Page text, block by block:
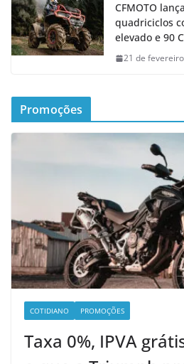
CFMOTO
quadriciclos
elevado e 90
21 de
Promoções
COTIDIANO PROMOÇÕES
Taxa 0%, IPVA